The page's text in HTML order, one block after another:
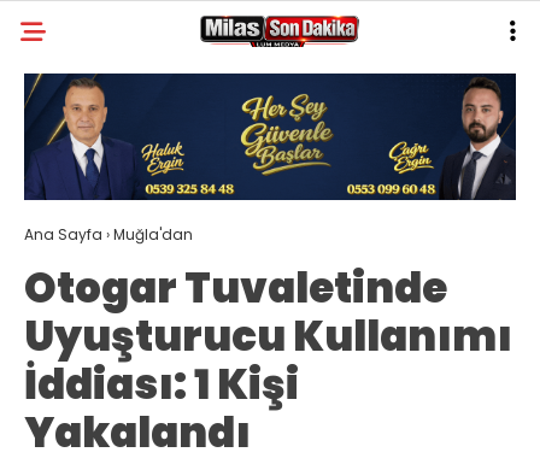
20.3
GALERİ YAZARLAR
MILAS
MUĞLA’DAN
ASAYIŞ
GÜNDEM
EKONOMI
SPOR
Ana Sayfa ›Muğla'dan
Otogar Tuvaletinde
Uyuşturucu Kullanımı
İddiası: 1 Kişi
Yakalandı